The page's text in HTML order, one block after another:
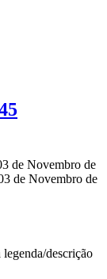
de Novembro de
de Novembro de
descrição